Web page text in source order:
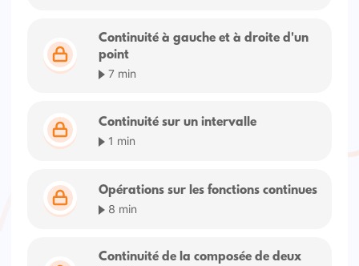
Continuité à gauche et à droite d'un
point
7 min
Continuité sur un intervalle
1 min
Opérations sur les fonctions continues
8 min
Continuité de la composée de deux